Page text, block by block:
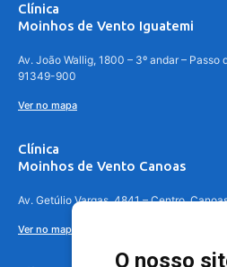
O nosso
Clínica
Moinhos de Vento Iguatemi
Av. João Wallig, 1800 – 3º andar – Passo
91349-900
Ver no mapa
Clínica
Moinhos de Vento Canoas
Av. Getúlio Vargas, 4841 – Centro,
Ver no mapa